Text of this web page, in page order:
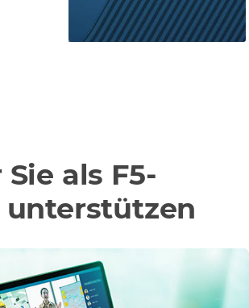
als F5-
unterstützen